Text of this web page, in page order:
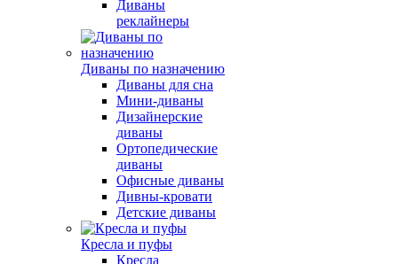
Диваны
реклайнеры
Диваны по назначению
Диваны для сна
Мини-диваны
Дизайнерские
диваны
Ортопедические
диваны
Офисные диваны
Дивны-кровати
Детские диваны
Кресла и пуфы
Кресла